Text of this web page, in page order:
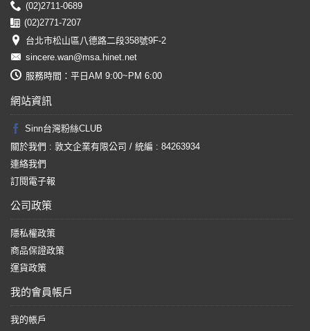
(02)2711-0689
(02)2771-7207
台北市松山區八德路二段358號9F-2
sincere.wan@msa.hinet.net
服務時間：平日AM 9:00~PM 6:00
網站資訊
Sinn台灣粉絲CLUB
關於我們 : 敦文企業有限公司 / 統編 : 84263934
連絡我們
訂閱電子報
公司政策
隱私權政策
商品保證政策
運貨政策
我的會員帳戶
我的帳戶